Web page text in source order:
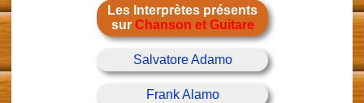
Les Interprètes présents
sur Chanson et Guitare
Salvatore Adamo
Frank Alamo